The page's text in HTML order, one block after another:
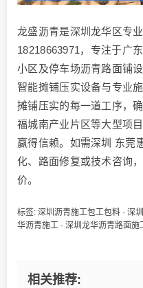
龙盛沥青是深圳龙华区专
18218663971，专注于广
小区及停车场沥青路面铺
智能摊铺压实设备与专业
摊铺压实的每一道工序，
福城南产业片区等大型项
赢得信赖。如需深圳 东莞
化、路面修复或技术咨询
价。
标签: 深圳沥青施工包工包料 · 深
华沥青施工 · 深圳龙华沥青路面施
相关推荐: